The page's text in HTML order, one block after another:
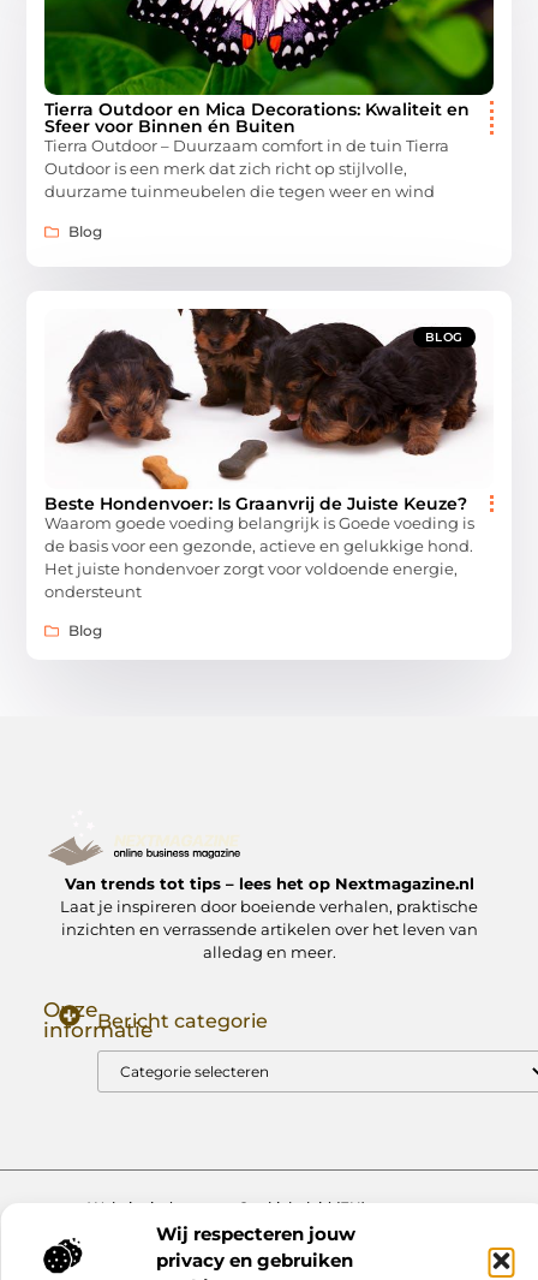
Wij respecteren jouw
privacy en gebruiken
Tierra Outdoor en Mica Decorations: Kwaliteit en
Sfeer voor Binnen én Buiten
Tierra Outdoor – Duurzaam comfort in de tuin Tierra
Outdoor is een merk dat zich richt op stijlvolle,
duurzame tuinmeubelen die tegen weer en wind
Blog
BLOG
Beste Hondenvoer: Is Graanvrij de Juiste Keuze?
Waarom goede voeding belangrijk is Goede voeding is
de basis voor een gezonde, actieve en gelukkige hond.
Het juiste hondenvoer zorgt voor voldoende energie,
ondersteunt
Blog
Van trends tot tips – lees het op Nextmagazine.nl
Laat je inspireren door boeiende verhalen, praktische
inzichten en verrassende artikelen over het leven van
alledag en meer.
Onze
informatieBericht categorie
Website index
Cookiebeleid (EU)
@2025 www.nextmagazine.nl. All Right Reserved.